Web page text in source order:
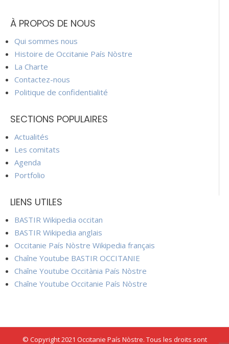
À PROPOS DE NOUS
Qui sommes nous
Histoire de Occitanie País Nòstre
La Charte
Contactez-nous
Politique de confidentialité
SECTIONS POPULAIRES
Actualités
Les comitats
Agenda
Portfolio
LIENS UTILES
BASTIR Wikipedia occitan
BASTIR Wikipedia anglais
Occitanie País Nòstre Wikipedia français
Chaîne Youtube BASTIR OCCITANIE
Chaîne Youtube Occitània País Nòstre
Chaîne Youtube Occitanie País Nòstre
© Copyright 2021 Occitanie País Nòstre. Tous les droits sont